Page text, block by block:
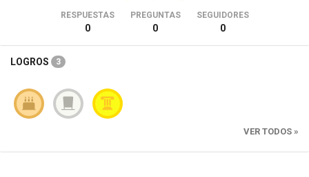
RESPUESTAS
0
PREGUNTAS
0
SEGUIDORES
0
LOGROS 3
VER TODOS »